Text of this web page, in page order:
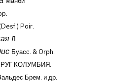
(Desf.) Poir.
Л.
Буасс. & Orph.
КОЛУМБИЯ.
Брем. и др.